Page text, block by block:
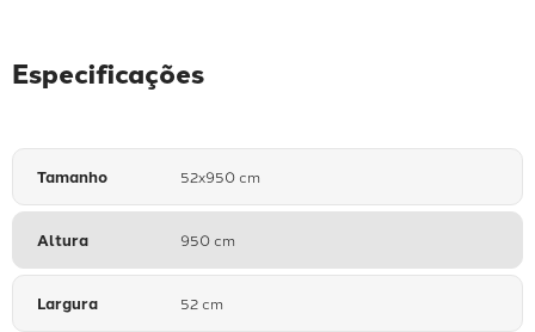
Especificações
Tamanho 52x950 cm
Altura 950 cm
Largura 52 cm